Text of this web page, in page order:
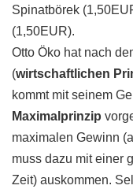
Spinatbörek
(1,50EUR).
Otto Öko hat nach
(wirtschaftlichen
kommt mit seinem
Maximalprinzip
maximalen Gewinn
muss dazu mit einer
Zeit) auskommen.